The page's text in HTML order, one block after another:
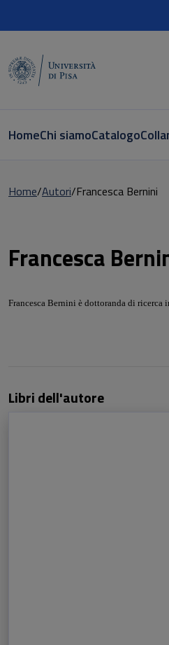
HomeChi siamoCatalogo
Home Autori Francesca Bernini
Francesca
Francesca Bernini è dottoranda di
Libri dell'autore